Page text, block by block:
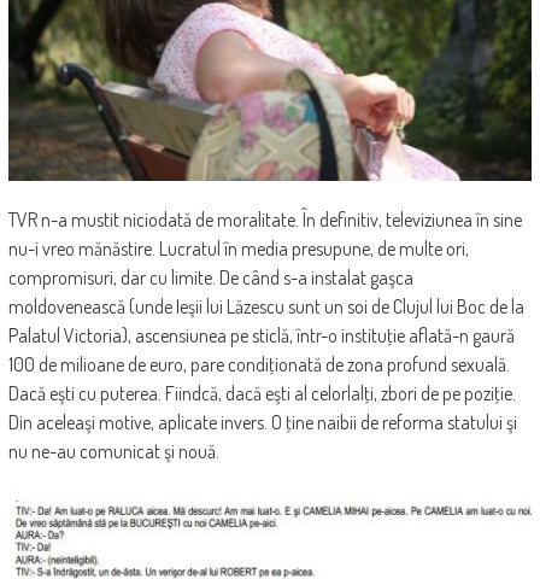
TVR n-a mustit niciodată de moralitate. În definitiv, televiziunea în sine
nu-i vreo mănăstire. Lucratul în media presupune, de multe ori,
compromisuri, dar cu limite. De când s-a instalat gaşca
moldovenească (unde Ieşii lui Lăzescu sunt un soi de Clujul lui Boc de la
Palatul Victoria), ascensiunea pe sticlă, într-o instituţie aflată-n gaură
100 de milioane de euro, pare condiţionată de zona profund sexuală.
Dacă eşti cu puterea. Fiindcă, dacă eşti al celorlalţi, zbori de pe poziţie.
Din aceleaşi motive, aplicate invers. O ţine naibii de reforma statului şi
nu ne-au comunicat şi nouă.